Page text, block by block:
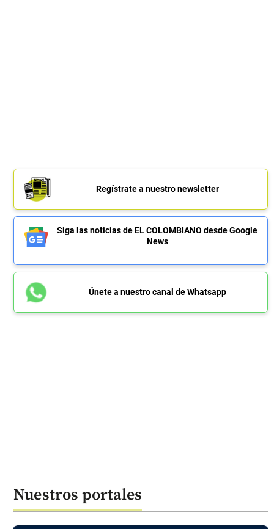
Regístrate a nuestro newsletter
Siga las noticias de EL COLOMBIANO desde Google
News
Únete a nuestro canal de Whatsapp
Nuestros portales